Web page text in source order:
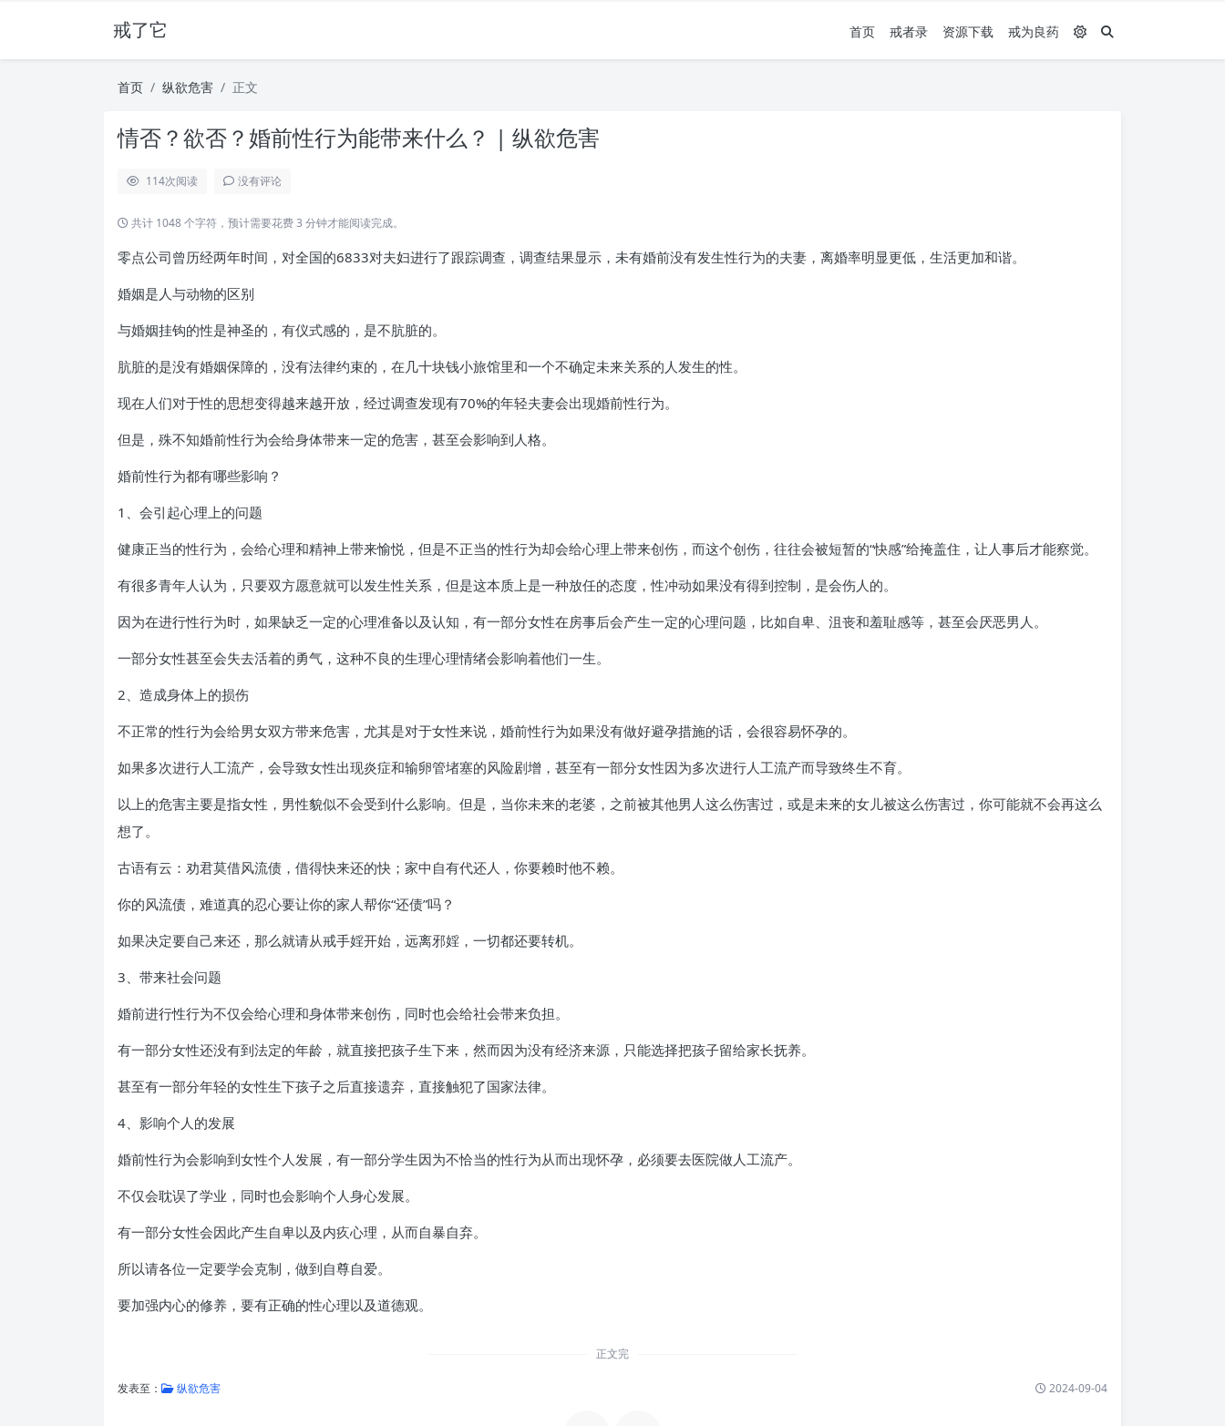
戒了它 首页 戒者录 资源下载 戒为良药
首页 纵欲危害 正文
情否？欲否？婚前性行为能带来什么？ | 纵欲危害
114次阅读 没有评论
共计 1048 个字符，预计需要花费 3 分钟才能阅读完成。
零点公司曾历经两年时间，对全国的6833对夫妇进行了跟踪调查，调查结果显示，未有婚前没有发生性行为的夫妻，离婚率明显更低，生活更加和谐。
婚姻是人与动物的区别
与婚姻挂钩的性是神圣的，有仪式感的，是不肮脏的。
肮脏的是没有婚姻保障的，没有法律约束的，在几十块钱小旅馆里和一个不确定未来关系的人发生的性。
现在人们对于性的思想变得越来越开放，经过调查发现有70%的年轻夫妻会出现婚前性行为。
但是，殊不知婚前性行为会给身体带来一定的危害，甚至会影响到人格。
婚前性行为都有哪些影响？
1、会引起心理上的问题
健康正当的性行为，会给心理和精神上带来愉悦，但是不正当的性行为却会给心理上带来创伤，而这个创伤，往往会被短暂的“快感”给掩盖住，让人事后才能察觉。
有很多青年人认为，只要双方愿意就可以发生性关系，但是这本质上是一种放任的态度，性冲动如果没有得到控制，是会伤人的。
因为在进行性行为时，如果缺乏一定的心理准备以及认知，有一部分女性在房事后会产生一定的心理问题，比如自卑、沮丧和羞耻感等，甚至会厌恶男人。
一部分女性甚至会失去活着的勇气，这种不良的生理心理情绪会影响着他们一生。
2、造成身体上的损伤
不正常的性行为会给男女双方带来危害，尤其是对于女性来说，婚前性行为如果没有做好避孕措施的话，会很容易怀孕的。
如果多次进行人工流产，会导致女性出现炎症和输卵管堵塞的风险剧增，甚至有一部分女性因为多次进行人工流产而导致终生不育。
以上的危害主要是指女性，男性貌似不会受到什么影响。但是，当你未来的老婆，之前被其他男人这么伤害过，或是未来的女儿被这么伤害过，你可能就不会再这么
想了。
古语有云：劝君莫借风流债，借得快来还的快；家中自有代还人，你要赖时他不赖。
你的风流债，难道真的忍心要让你的家人帮你“还债”吗？
如果决定要自己来还，那么就请从戒手婬开始，远离邪婬，一切都还要转机。
3、带来社会问题
婚前进行性行为不仅会给心理和身体带来创伤，同时也会给社会带来负担。
有一部分女性还没有到法定的年龄，就直接把孩子生下来，然而因为没有经济来源，只能选择把孩子留给家长抚养。
甚至有一部分年轻的女性生下孩子之后直接遗弃，直接触犯了国家法律。
4、影响个人的发展
婚前性行为会影响到女性个人发展，有一部分学生因为不恰当的性行为从而出现怀孕，必须要去医院做人工流产。
不仅会耽误了学业，同时也会影响个人身心发展。
有一部分女性会因此产生自卑以及内疚心理，从而自暴自弃。
所以请各位一定要学会克制，做到自尊自爱。
要加强内心的修养，要有正确的性心理以及道德观。
正文完
发表至： 纵欲危害 2024-09-04